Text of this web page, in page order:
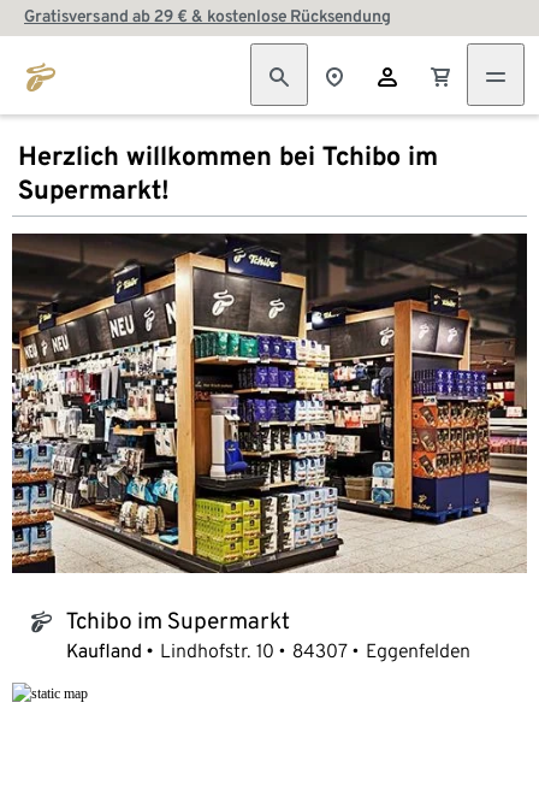
Gratisversand ab 29 € & kostenlose Rücksendung
Herzlich willkommen bei Tchibo im
Supermarkt!
tchibo_logo Tchibo im Supermarkt
Kaufland Lindhofstr. 10 84307 Eggenfelden